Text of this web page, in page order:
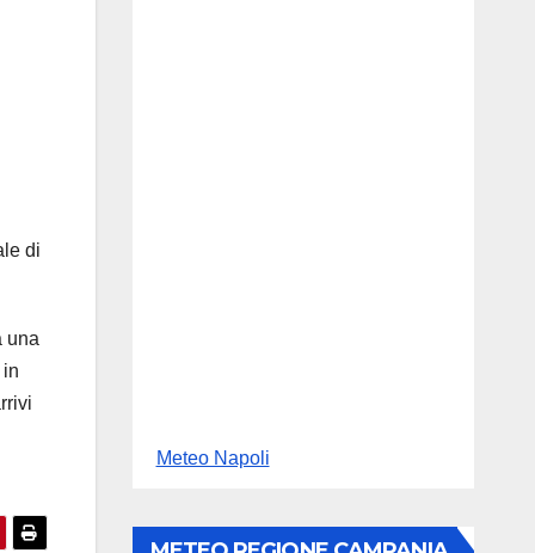
di
una
Meteo Napoli